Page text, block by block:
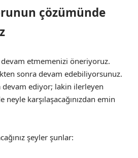
çözümünde
devam etmemenizi öneriyoruz.
sonra devam edebiliyorsunuz.
ediyor; lakin ilerleyen
karşılaşacağınızdan emin
şeyler şunlar: